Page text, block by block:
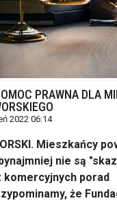
PRAWNA DLA
2022 06:14
Mieszkańcy
nie są
komercyjnych porad
że